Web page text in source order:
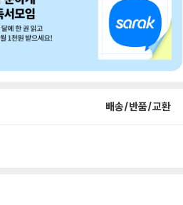
배송/반품/교환